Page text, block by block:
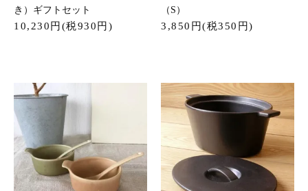
き）ギフトセット
10,230円(税930円)
（S）
3,850円(税350円)